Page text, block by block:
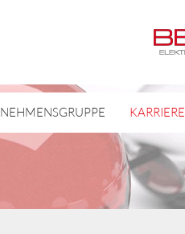
KARRIERE